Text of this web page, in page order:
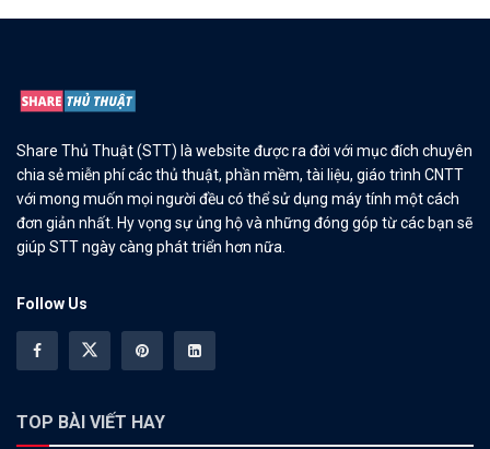
Share Thủ Thuật (STT) là website được ra đời với mục đích chuyên
chia sẻ miễn phí các thủ thuật, phần mềm, tài liệu, giáo trình CNTT
với mong muốn mọi người đều có thể sử dụng máy tính một cách
đơn giản nhất. Hy vọng sự ủng hộ và những đóng góp từ các bạn sẽ
giúp STT ngày càng phát triển hơn nữa.
Follow Us
TOP BÀI VIẾT HAY